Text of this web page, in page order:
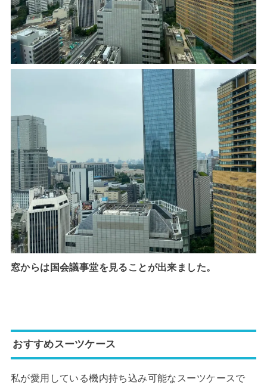
窓からは国会議事堂を見ることが出来ました。
おすすめスーツケース
私が愛用している機内持ち込み可能なスーツケースで